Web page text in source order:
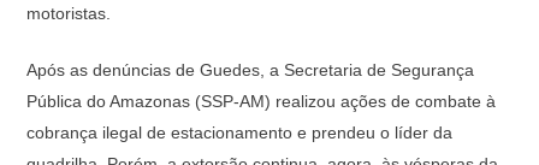
motoristas.
Após as denúncias de Guedes, a Secretaria de Segurança
Pública do Amazonas (SSP-AM) realizou ações de combate à
cobrança ilegal de estacionamento e prendeu o líder da